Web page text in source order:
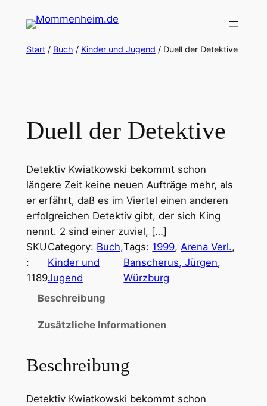
Inhalt
springen
Start/ Buch / Kinder und Jugend / Duell der Detektive
Duell der Detektive
Detektiv Kwiatkowski bekommt schon
längere Zeit keine neuen Aufträge mehr, als
er erfährt, daß es im Viertel einen anderen
erfolgreichen Detektiv gibt, der sich King
nennt. 2 sind einer zuviel, […]
SKU
:
1189
Category: Buch ,
Kinder und
Jugend
Tags: 1999, Arena Verl.
Banscherus, Jürgen
Würzburg
Beschreibung
Zusätzliche Informationen
Beschreibung
Detektiv Kwiatkowski bekommt schon